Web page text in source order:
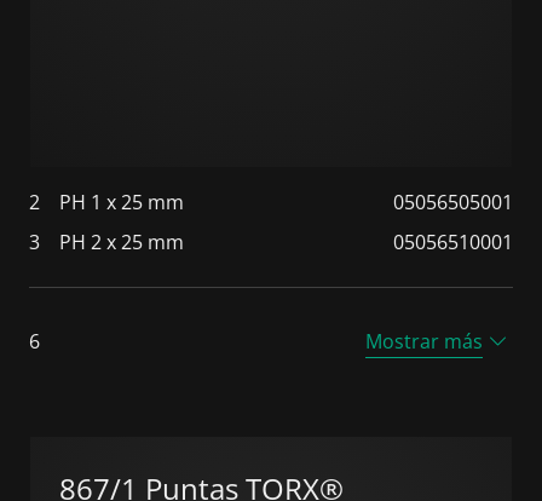
2 PH 1 x 25 mm
05056505001
3
PH 2 x 25 mm 05056510001
6 Mostrar más
867/1 Puntas TORX®